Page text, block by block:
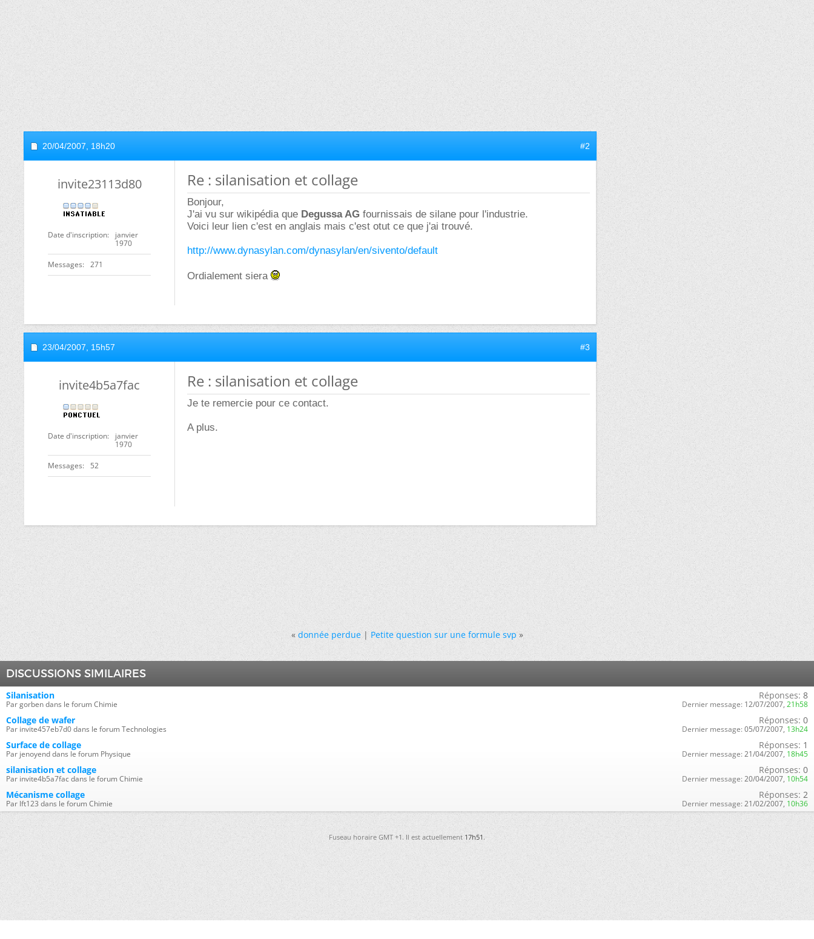
20/04/2007, 18h20 #2
invite23113d80
Date d'inscription
janvier
1970
Messages 271
Re : silanisation et collage
Bonjour,
J'ai vu sur wikipédia que Degussa AG fournissais de silane pour l'industrie.
Voici leur lien c'est en anglais mais c'est otut ce que j'ai trouvé.
http://www.dynasylan.com/dynasylan/en/sivento/default
Ordialement siera
23/04/2007, 15h57 #3
invite4b5a7fac
Date d'inscription
janvier
1970
Messages 52
Re : silanisation et collage
Je te remercie pour ce contact.
A plus.
« donnée perdue|Petite question sur une formule svp »
DISCUSSIONS SIMILAIRES
Silanisation
Par gorben dans le forum Chimie
Réponses: 8
Dernier message: 12/07/2007, 21h58
Collage de wafer
Par invite457eb7d0 dans le forum Technologies
Réponses: 0
Dernier message: 05/07/2007, 13h24
Surface de collage
Par jenoyend dans le forum Physique
Réponses: 1
Dernier message: 21/04/2007, 18h45
silanisation et collage
Par invite4b5a7fac dans le forum Chimie
Réponses: 0
Dernier message: 20/04/2007, 10h54
Mécanisme collage
Par lft123 dans le forum Chimie
Réponses: 2
Dernier message: 21/02/2007, 10h36
Fuseau horaire GMT +1. Il est actuellement17h51.